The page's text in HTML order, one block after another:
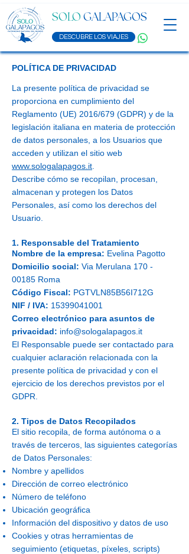
SOLO GALAPAGOS
DESCUBRE LOS VIAJES
POLÍTICA DE PRIVACIDAD
La presente política de privacidad se
proporciona en cumplimiento del
Reglamento (UE) 2016/679 (GDPR) y de la
legislación italiana en materia de protección
de datos personales, a los Usuarios que
acceden y utilizan el sitio web
www.sologalapagos.it
Describe cómo se recopilan, procesan,
almacenan y protegen los Datos
Personales, así como los derechos del
Usuario.
1. Responsable del Tratamiento
Nombre de la empresa: Evelina Pagotto
Domicilio social: Via Merulana 170 -
00185 Roma
Código Fiscal: PGTVLN85B56I712G
NIF / IVA: 15399041001
Correo electrónico para asuntos de
privacidad: info@sologalapagos.it
El Responsable puede ser contactado para
cualquier aclaración relacionada con la
presente política de privacidad y con el
ejercicio de los derechos previstos por el
GDPR.
2. Tipos de Datos Recopilados
El sitio recopila, de forma autónoma o a
través de terceros, las siguientes categorías
de Datos Personales:
Nombre y apellidos
Dirección de correo electrónico
Número de teléfono
Ubicación geográfica
Información del dispositivo y datos de uso
Cookies y otras herramientas de
seguimiento (etiquetas, píxeles, scripts)